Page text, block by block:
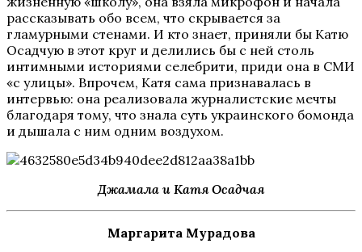
рассказывать обо всем, что скрывается за
гламурными стенами. И кто знает, приняли бы Катю
Осадчую в этот круг и делились бы с ней столь
интимными историями селебрити, приди она в СМИ
«с улицы». Впрочем, Катя сама признавалась в
интервью: она реализовала журналистские мечты
благодаря тому, что знала суть украинского бомонда
и дышала с ним одним воздухом.
Джамала и Катя Осадчая
Маргарита Мурадова